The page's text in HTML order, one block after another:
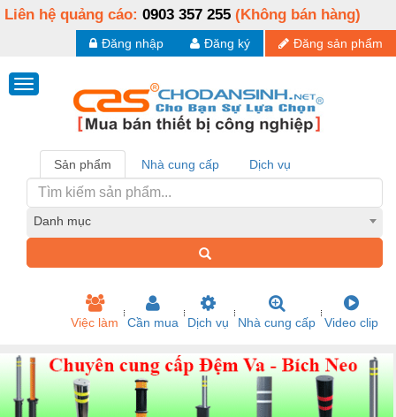
Liên hệ quảng cáo: 0903 357 255 (Không bán hàng)
Đăng sản phẩm
Đăng ký
Đăng nhập
Sản phẩm Nhà cung cấp Dịch vụ
Danh mục
Việc làm Cần mua Dịch vụ Nhà cung cấp Video clip